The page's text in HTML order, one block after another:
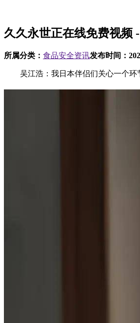
久久永世正在线免费视频
所属分类： 食品安全资讯发布时间：
吴江浩：我日本伴侣们关心一个环节